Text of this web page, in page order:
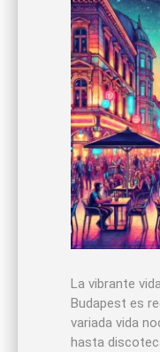
La vibrante
Budapest es
variada vida
hasta